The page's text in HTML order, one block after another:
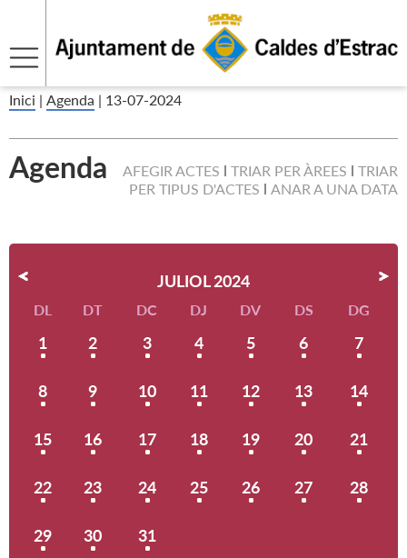
Inici | Agenda | 13-07-2024
Agenda AFEGIR ACTES TRIAR PER ÀREES
TRIAR
PER TIPUS D'ACTES
ANAR A UNA DATA
JULIOL 2024
DL DT DC DJ DV DS DG
1 2 3 4 5 6 7
8 9 10 11 12 13 14
15 16 17 18 19 20 21
22 23 24 25 26 27 28
29 30 31